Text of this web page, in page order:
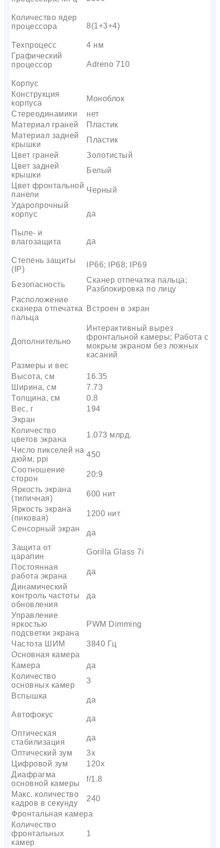
Количество ядер
процессора
8(1+3+4)
Техпроцесс
4 нм
Графический
процессор
Adreno 710
Корпус
Конструкция
корпуса
Моноблок
Стереодинамики
нет
Материал граней
Пластик
Материал задней
крышки
Пластик
Цвет граней
Золотистый
Цвет задней
крышки
Белый
Цвет фронтальной
панели
Черный
Ударопрочный
корпус
да
Пыле- и
влагозащита
да
Степень защиты
(IP)
IP66; IP68; IP69
Безопасность
Сканер отпечатка пальца;
Разблокировка по лицу
Расположение
сканера отпечатка
пальца
Встроен в экран
Дополнительно
Интерактивный вырез
фронтальной камеры; Работа с
мокрым экраном без ложных
касаний
Размеры и вес
Высота, см
16.35
Ширина, см
7.73
Толщина, см
0.8
Вес, г
194
Экран
Количество
цветов экрана
1.073 млрд.
Число пикселей на
дюйм, ppi
450
Соотношение
сторон
20:9
Яркость экрана
(типичная)
600 нит
Яркость экрана
(пиковая)
1200 нит
Сенсорный экран
да
Защита от
царапин
Gorilla Glass 7i
Постоянная
работа экрана
да
Динамический
контроль частоты
обновления
да
Управление
яркостью
подсветки экрана
PWM Dimming
Частота ШИМ
3840 Гц
Основная камера
Камера
да
Количество
основных камер
3
Вспышка
да
Автофокус
да
Оптическая
стабилизация
да
Оптический зум
3х
Цифровой зум
120x
Диафрагма
основной камеры
f/1.8
Макс. количество
кадров в секунду
240
Фронтальная камера
Количество
фронтальных
камер
1